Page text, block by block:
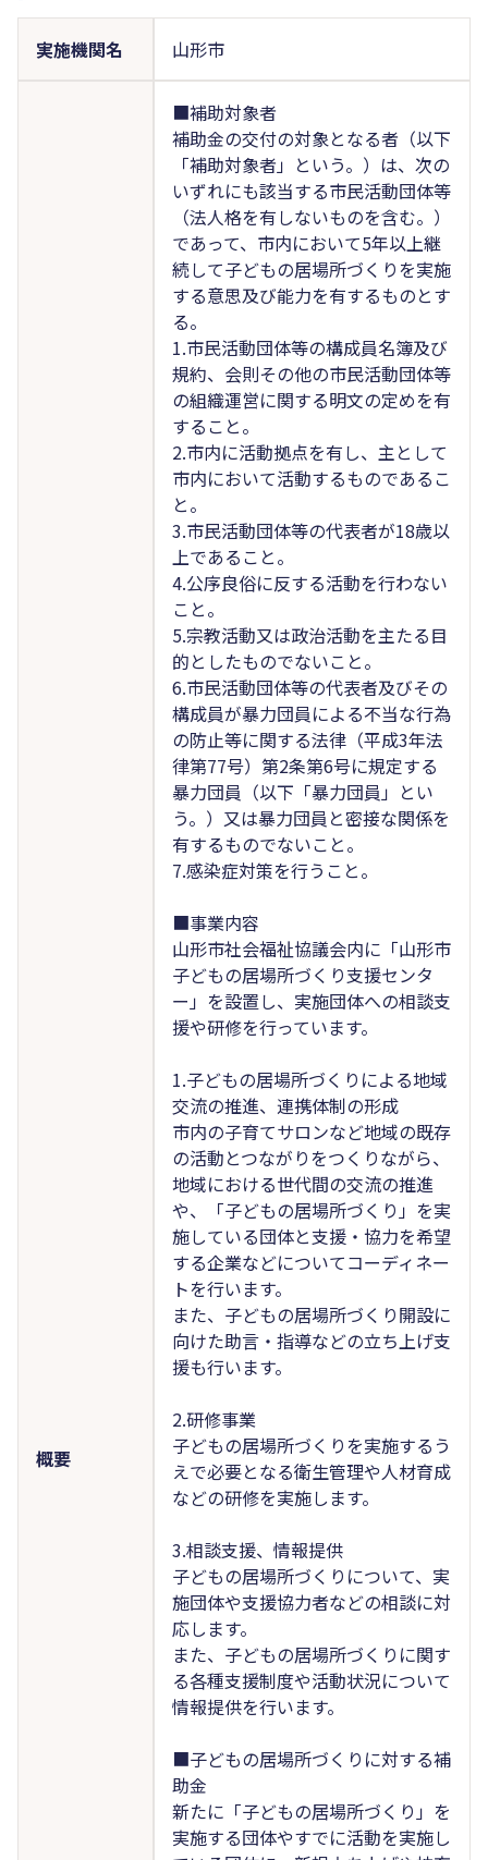
実施機関名 山形市
概要
■補助対象者
補助金の交付の対象となる者（以下
「補助対象者」という。）は、次の
いずれにも該当する市民活動団体等
（法人格を有しないものを含む。）
であって、市内において5年以上継
続して子どもの居場所づくりを実施
する意思及び能力を有するものとす
る。
1.市民活動団体等の構成員名簿及び
規約、会則その他の市民活動団体等
の組織運営に関する明文の定めを有
すること。
2.市内に活動拠点を有し、主として
市内において活動するものであるこ
と。
3.市民活動団体等の代表者が18歳以
上であること。
4.公序良俗に反する活動を行わない
こと。
5.宗教活動又は政治活動を主たる目
的としたものでないこと。
6.市民活動団体等の代表者及びその
構成員が暴力団員による不当な行為
の防止等に関する法律（平成3年法
律第77号）第2条第6号に規定する
暴力団員（以下「暴力団員」とい
う。）又は暴力団員と密接な関係を
有するものでないこと。
7.感染症対策を行うこと。
■事業内容
山形市社会福祉協議会内に「山形市
子どもの居場所づくり支援センタ
ー」を設置し、実施団体への相談支
援や研修を行っています。
1.子どもの居場所づくりによる地域
交流の推進、連携体制の形成
市内の子育てサロンなど地域の既存
の活動とつながりをつくりながら、
地域における世代間の交流の推進
や、「子どもの居場所づくり」を実
施している団体と支援・協力を希望
する企業などについてコーディネー
トを行います。
また、子どもの居場所づくり開設に
向けた助言・指導などの立ち上げ支
援も行います。
2.研修事業
子どもの居場所づくりを実施するう
えで必要となる衛生管理や人材育成
などの研修を実施します。
3.相談支援、情報提供
子どもの居場所づくりについて、実
施団体や支援協力者などの相談に対
応します。
また、子どもの居場所づくりに関す
る各種支援制度や活動状況について
情報提供を行います。
■子どもの居場所づくりに対する補
助金
新たに「子どもの居場所づくり」を
実施する団体やすでに活動を実施し